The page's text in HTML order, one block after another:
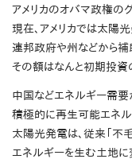
アメリカのオバマ政権の
現在、アメリカでは太陽
連邦政府や州などから補
その額はなんと初期投資
中国などエネルギー需要
積極的に再生可能エネル
太陽光発電は、従来「不
エネルギーを生む土地に